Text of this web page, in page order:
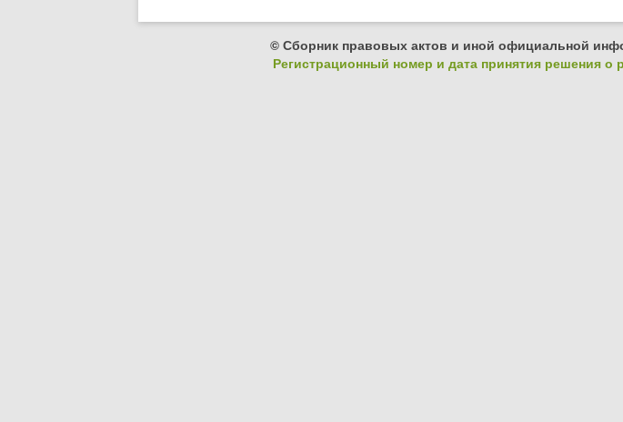
© Сборник правовых актов и иной официальной
Регистрационный номер и дата принятия решения